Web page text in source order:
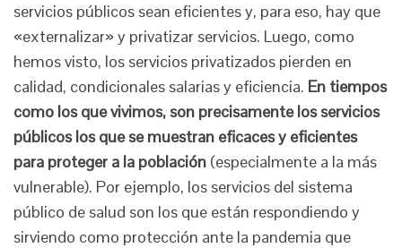
servicios públicos sean eficientes y, para eso, hay que
«externalizar» y privatizar servicios. Luego, como
hemos visto, los servicios privatizados pierden en
calidad, condicionales salarias y eficiencia. En tiempos
como los que vivimos,son precisamente los servicios
públicos los que se muestran eficaces y eficientes
para proteger a la población (especialmente a la más
vulnerable). Por ejemplo, los servicios del sistema
público de salud son los que están respondiendo y
sirviendo como protección ante la pandemia que